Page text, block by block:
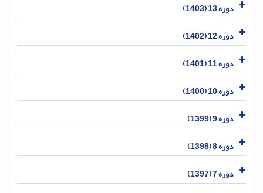
دوره 13 (1403)
دوره 12 (1402)
دوره 11 (1401)
دوره 10 (1400)
دوره 9 (1399)
دوره 8 (1398)
دوره 7 (1397)